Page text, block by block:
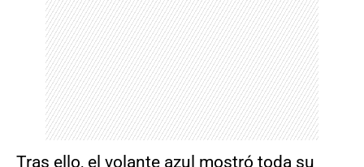
Tras ello, el volante azul mostró toda su